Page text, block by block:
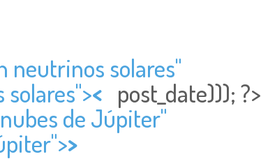
neutrinos solares"
< post_date))); ?>
de Júpiter"
>